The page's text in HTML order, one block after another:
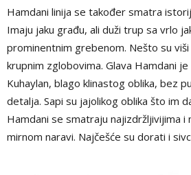
Hamdani linija se također smatra
Imaju jaku građu, ali duži trup sa vrlo
prominentnim grebenom. Nešto su
krupnim zglobovima. Glava Hamdani
Kuhaylan, blago klinastog oblika, bez
detalja. Sapi su jajolikog oblika što im
Hamdani se smatraju najizdržljivijima i
mirnom naravi. Najčešće su dorati i